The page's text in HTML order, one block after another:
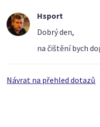
Hsport
Dobrý den,
na čištění bych
Návrat na přehled dotazů